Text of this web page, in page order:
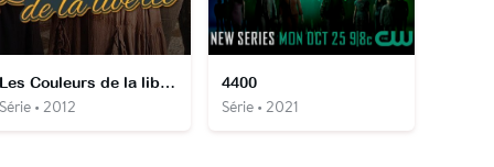
Les Couleurs de la liberté
• 2012
4400
Série • 2021